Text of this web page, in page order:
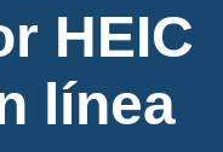
HEIC
línea